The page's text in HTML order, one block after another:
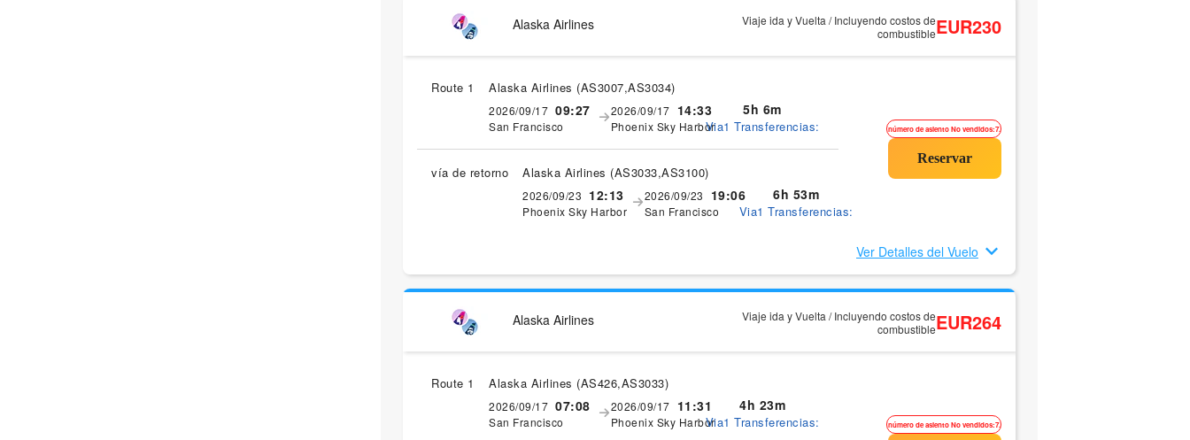
Alaska Airlines
Viaje ida y Vuelta / Incluyendo costos de
combustibleEUR230
Route 1 Alaska Airlines (AS3007,AS3034)
2026/09/17 09:27
San Francisco
2026/09/17 14:33
Phoenix Sky Harbor
5h 6m
Via1 Transferencias:
vía de retorno Alaska Airlines (AS3033,AS3100)
2026/09/23 12:13
Phoenix Sky Harbor
2026/09/23 19:06
San Francisco
6h 53m
Via1 Transferencias:
número de asiento No vendidos:7.
Ver Detalles del Vuelo
Alaska Airlines
Viaje ida y Vuelta / Incluyendo costos de
combustibleEUR264
Route 1 Alaska Airlines (AS426,AS3033)
2026/09/17 07:08
San Francisco
2026/09/17 11:31
Phoenix Sky Harbor
4h 23m
Via1 Transferencias: número de asiento No vendidos:7.